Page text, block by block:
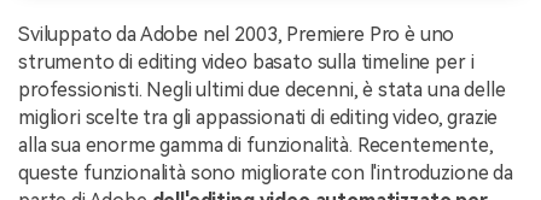
Sviluppato da Adobe nel 2003, Premiere Pro è uno
strumento di editing video basato sulla timeline per i
professionisti. Negli ultimi due decenni, è stata una delle
migliori scelte tra gli appassionati di editing video, grazie
alla sua enorme gamma di funzionalità. Recentemente,
queste funzionalità sono migliorate con l'introduzione da